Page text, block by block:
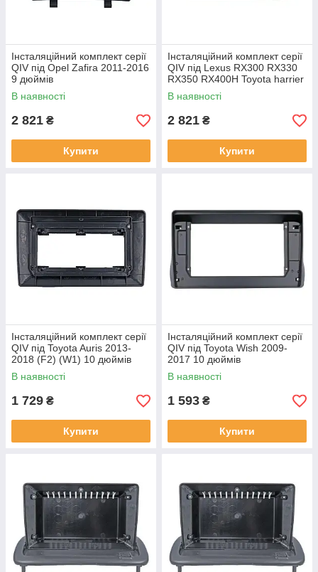
Інсталяційний комплект серії
QIV під Opel Zafira 2011-2016
9 дюймів
В наявності
2 821 ₴
Купити
Інсталяційний комплект серії
QIV під Lexus RX300 RX330
RX350 RX400H Toyota harrier
2003-2009 (F2) 10 дюймів
В наявності
2 821 ₴
Купити
Інсталяційний комплект серії
QIV під Toyota Auris 2013-
2018 (F2) (W1) 10 дюймів
В наявності
1 729 ₴
Купити
Інсталяційний комплект серії
QIV під Toyota Wish 2009-
2017 10 дюймів
В наявності
1 593 ₴
Купити